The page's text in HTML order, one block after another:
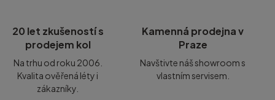
20 let zkušeností s
prodejem kol
Na trhu od roku 2006.
Kvalita ověřená léty i
zákazníky.
Kamenná prodejna v
Praze
Navštivte náš showroom s
vlastním servisem.